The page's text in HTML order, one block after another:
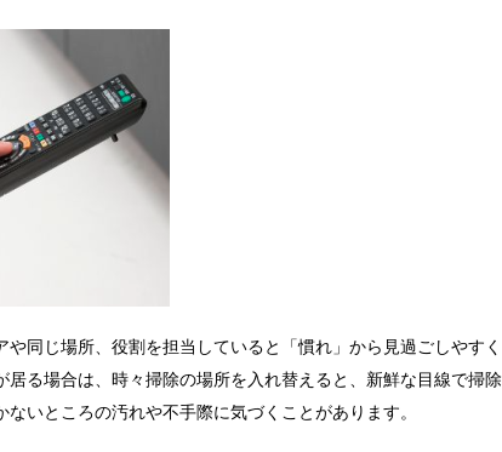
や同じ場所、役割を担当していると「慣れ」から見過ごしやすく
居る場合は、時々掃除の場所を入れ替えると、新鮮な目線で掃除
いところの汚れや不手際に気づくことがあります。